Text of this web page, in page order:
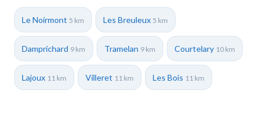
Le Noirmont 5 km Les Breuleux 5 km
Damprichard 9 km Tramelan 9 km Courtelary 10 km
Lajoux 11 km Villeret 11 km Les Bois 11 km